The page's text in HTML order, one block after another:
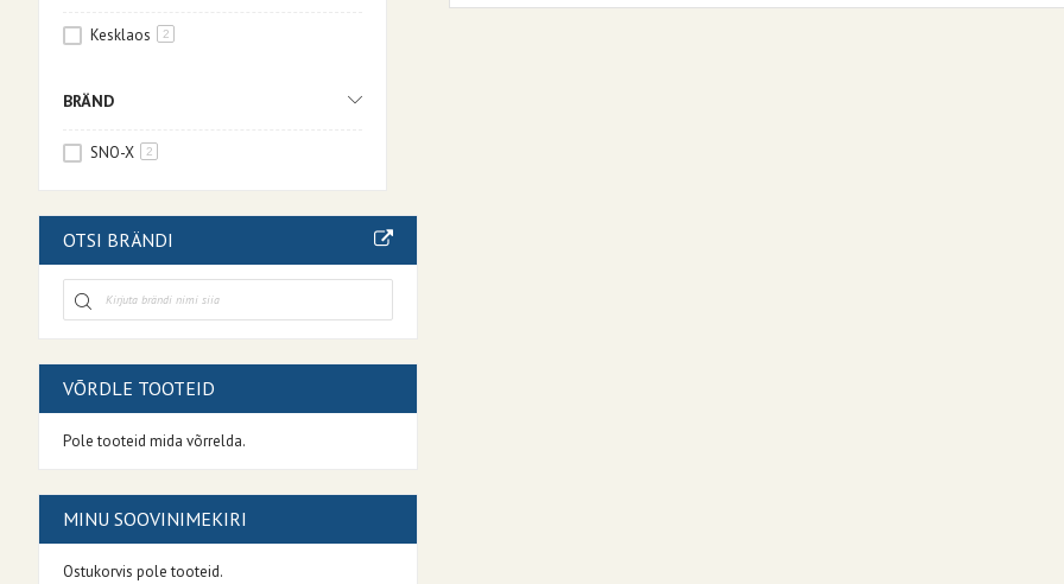
Kesklaos 2
BRÄND
SNO-X 2
OTSI BRÄNDI
VÕRDLE TOOTEID
Pole tooteid mida võrrelda.
MINU SOOVINIMEKIRI
Ostukorvis pole tooteid.